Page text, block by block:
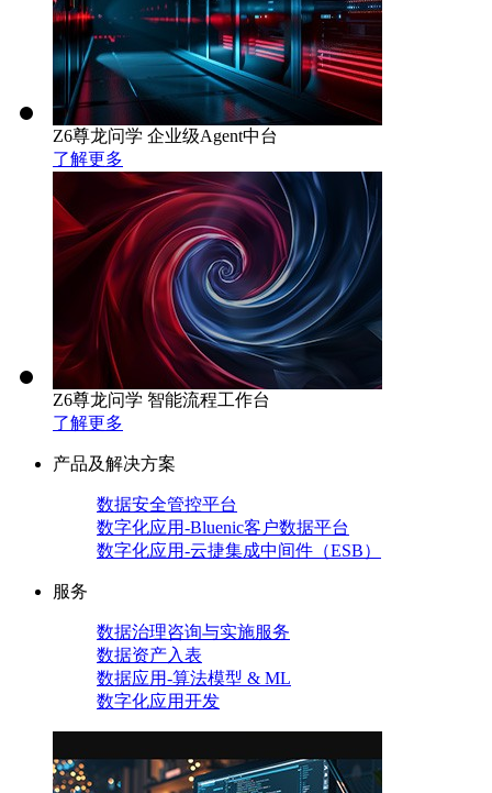
Z6尊龙问学 企业级Agent中台
了解更多
Z6尊龙问学 智能流程工作台
了解更多
产品及解决方案
数据安全管控平台
数字化应用-Bluenic客户数据平台
数字化应用-云捷集成中间件（ESB）
服务
数据治理咨询与实施服务
数据资产入表
数据应用-算法模型 & ML
数字化应用开发